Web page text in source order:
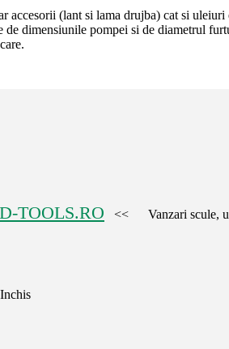
accesorii (lant si lama drujba) cat si
dimensiunile pompei si de diametrul
TOOLS.RO << Vanzari scule,
Inchis